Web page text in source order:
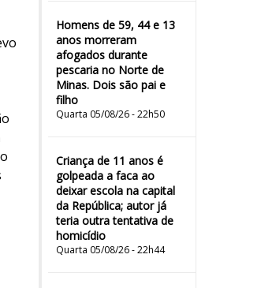
Homens de 59, 44 e 13
anos morreram
afogados durante
pescaria no Norte de
Minas. Dois são pai e
filho
Quarta 05/08/26 - 22h50
Criança de 11 anos é
golpeada a faca ao
deixar escola na capital
da República; autor já
teria outra tentativa de
homicídio
Quarta 05/08/26 - 22h44